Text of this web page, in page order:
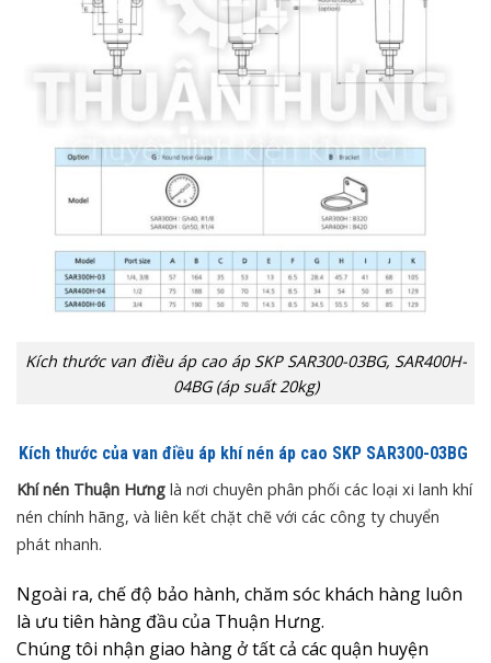
Kích thước van điều áp cao áp SKP SAR300-03BG, SAR400H-
04BG (áp suất 20kg)
Kích thước của van điều áp khí nén áp cao SKP SAR300-03BG
Khí nén Thuận Hưng là nơi chuyên phân phối các loại xi lanh khí
nén chính hãng, và liên kết chặt chẽ với các công ty chuyển
phát nhanh.
Ngoài ra, chế độ bảo hành, chăm sóc khách hàng luôn
là ưu tiên hàng đầu của Thuận Hưng.
Chúng tôi nhận giao hàng ở tất cả các quận huyện